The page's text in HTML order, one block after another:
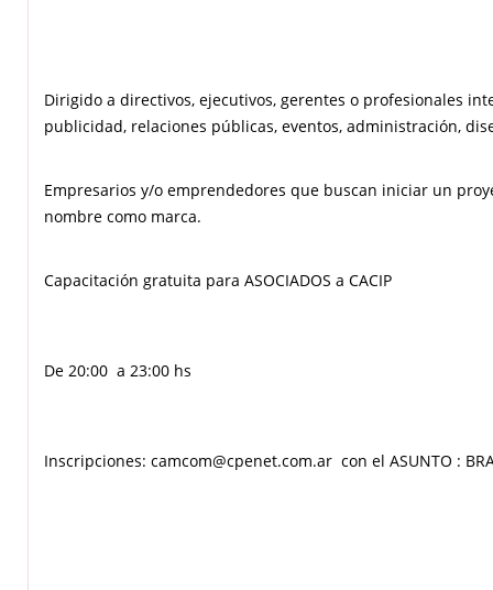
Dirigido a directivos, ejecutivos, gerentes o profesionales
publicidad, relaciones públicas, eventos, administración,
Empresarios y/o emprendedores que buscan iniciar un
nombre como marca.
Capacitación gratuita para ASOCIADOS a CACIP
De 20:00 a 23:00 hs
Inscripciones: camcom@cpenet.com.ar con el ASUNTO :